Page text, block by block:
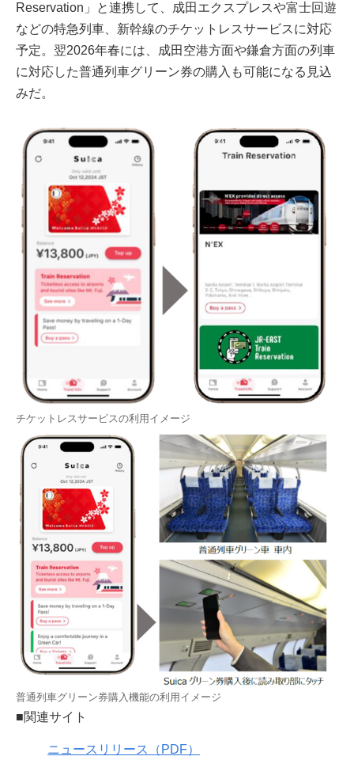
Reservation」と連携して、成田エクスプレスや富士回遊
などの特急列車、新幹線のチケットレスサービスに対応
予定。翌2026年春には、成田空港方面や鎌倉方面の列車
に対応した普通列車グリーン券の購入も可能になる見込
みだ。
チケットレスサービスの利用イメージ
普通列車グリーン券購入機能の利用イメージ
■関連サイト
ニュースリリース（PDF）